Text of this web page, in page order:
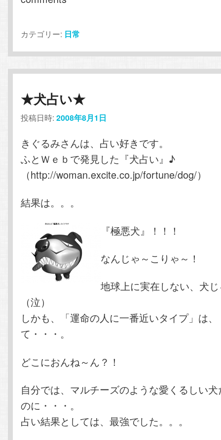
カテゴリー: 日常
★犬占い★
投稿日時:2008年8月1日
きぐるみさんは、占い好きです。
ふとＷｅｂで発見した『犬占い』♪
（http://woman.excite.co.jp/fortune/dog/）
結果は。。。
『極悪犬』！！！
なんじゃ～こりゃ～！
地球上に実在しない、犬
（泣）
しかも、「運命の人に一番近いタイプ」は
て・・・。
どこにおんね～ん？！
自分では、マルチーズのような愛くるしい
のに・・・。
占い結果としては、最強でした。。。